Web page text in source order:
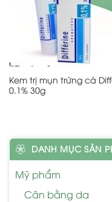
Kem trị mụn trứng cá
0.1% 30g
DANH MỤC SẢN
Mỹ phẩm
Cân bằng da